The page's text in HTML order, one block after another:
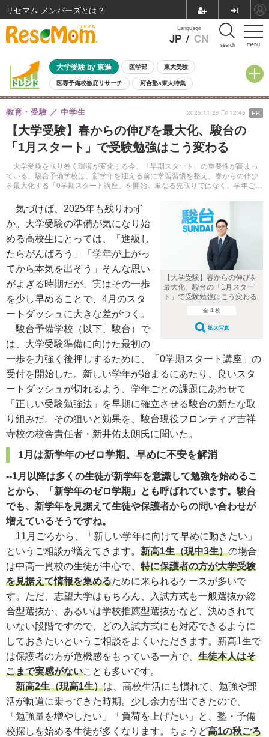
menu
Language
JP / CN search
大学受験 by 東進 医学部 東大受験
医専予備校徹底リサーチ 河合塾×東大特集
親子で考える大学選び 高校受験 中学受験 小学校受験
共通テスト 夏休み
8月開催イベント・WS 全国公立高校 過去問 人気記事
自由研究教材（小学生向け） 自由研究教材（中学生向け） ランキング
【大学受験】春からの伸びを最大化、駿台の
「1月スタート」で受験勉強はこう変わる
大学受験を取り巻く環境が変化する今、「早期スタート」の重要性が高まっ
ている。駿台予備学校は、新学年を迎える前に学習習慣を整え、春からの伸び
を最大化する「0学期スタート講座」を開始。単なる先取りではなく、学年ごと
教育・受験 中学生 2025.11.28 Fri 12:45 PR
【大学受験】春からの伸びを
最大化、駿台の「1月スター
ト」で受験勉強はこう変わる
全 4 枚
拡大写真
気づけば、2025年も残りわず
か。大学受験の準備が気になり始
める高校生にとっては、「進級し
たらがんばろう」「学年が上がっ
てから本気を出そう」そんな思い
がよぎる時期だが、実はその一歩
を少し早めることで、4月のスタ
ートダッシュに大きな差がつく。
駿台予備学校（以下、駿台）で
は、大学受験準備に向けた最初の
一歩を力強く後押しするために、「0学期スタート講座」の
受付を開始した。新しい学年が始まるにあたり、良いスタ
ートダッシュが切れるよう、学年ごとの課題にあわせて
「正しい受験勉強法」を早期に確立させる駿台の新たな取
り組みだ。その狙いと効果を、駿台現役フロンティア吉祥
寺校の校舎責任者・新井佑太朗氏に聞いた。
1月は新学年のゼロ学期。早めに不安を解消
--1月以降は多くの生徒が新学年を意識して勉強を始めるこ
とから、「新学年のゼロ学期」とも呼ばれています。駿台
でも、新学年を見据えて生徒や保護者からの問い合わせが
増えているそうですね。
11月ごろから、「新しい学年に向けて早めに動きたい」
というご相談が増えてきます。 新高1生（現中3生）の場合
は中高一貫校の生徒が中心で、 特に保護者の方が大学受験
を見据えて情報を集めるために来られるケースが多いで
す。ただ、志望大学はもちろん、入試方式も一般選抜か総
合型選抜か、あるいは学校推薦型選抜かなど、決めきれて
いない段階ですので、どの入試方式にも対応できるように
しておきたいというご相談をよくいただきます。新高1生で
は保護者の方が危機感をもっている一方で、 生徒本人はそ
こまで実感がないことも多いです。
新高2生（現高1生）は、高校生活にも慣れて、勉強や部
活が軌道に乗ってきた時期。少し余力が出てきたので、
「勉強量を増やしたい」「負荷を上げたい」と、塾・予備
校探しを始める生徒が多くなります。ちょうど高1の秋ごろ
リセマム メンバーズ